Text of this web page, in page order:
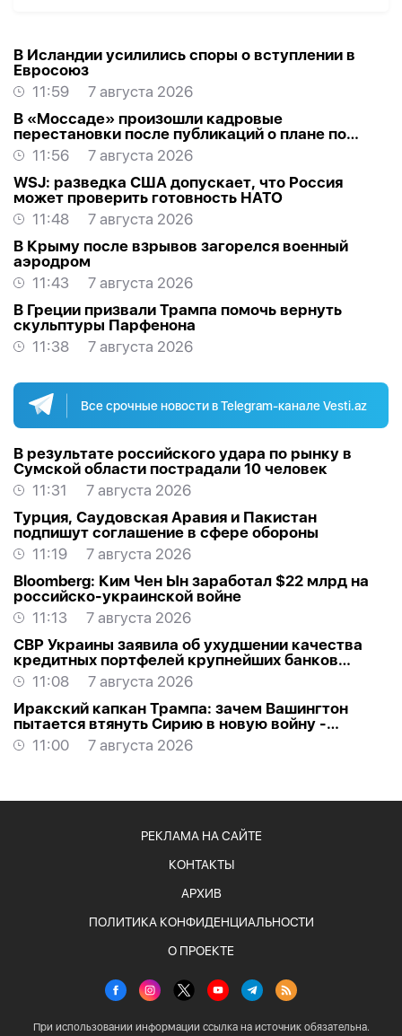
В Исландии усилились споры о вступлении в
Евросоюз
11:59
7 августа 2026
В «Моссаде» произошли кадровые
перестановки после публикаций о плане по
Ирану
11:56
7 августа 2026
WSJ: разведка США допускает, что Россия
может проверить готовность НАТО
11:48
7 августа 2026
В Крыму после взрывов загорелся военный
аэродром
11:43
7 августа 2026
В Греции призвали Трампа помочь вернуть
скульптуры Парфенона
11:38
7 августа 2026
Все срочные новости в Telegram-канале Vesti.az
В результате российского удара по рынку в
Сумской области пострадали 10 человек
11:31
7 августа 2026
Турция, Саудовская Аравия и Пакистан
подпишут соглашение в сфере обороны
11:19
7 августа 2026
Bloomberg: Ким Чен Ын заработал $22 млрд на
российско-украинской войне
11:13
7 августа 2026
СВР Украины заявила об ухудшении качества
кредитных портфелей крупнейших банков
России
11:08
7 августа 2026
Иракский капкан Трампа: зачем Вашингтон
пытается втянуть Сирию в новую войну -
АНАЛИТИКА
11:00 7 августа 2026
РЕКЛАМА НА САЙТЕ
КОНТАКТЫ
АРХИВ
ПОЛИТИКА КОНФИДЕНЦИАЛЬНОСТИ
О ПРОЕКТЕ
При использовании информации ссылка на источник обязательна.